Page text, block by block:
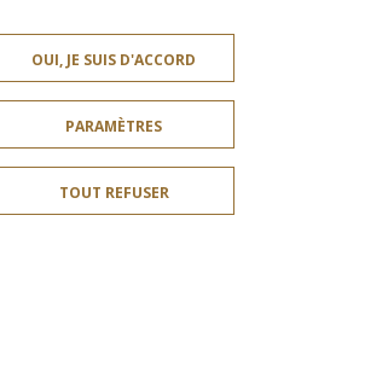
CRÉDITS
PLAN DU SITE
OUI, JE SUIS D'ACCORD
PARAMÈTRES
TOUT REFUSER